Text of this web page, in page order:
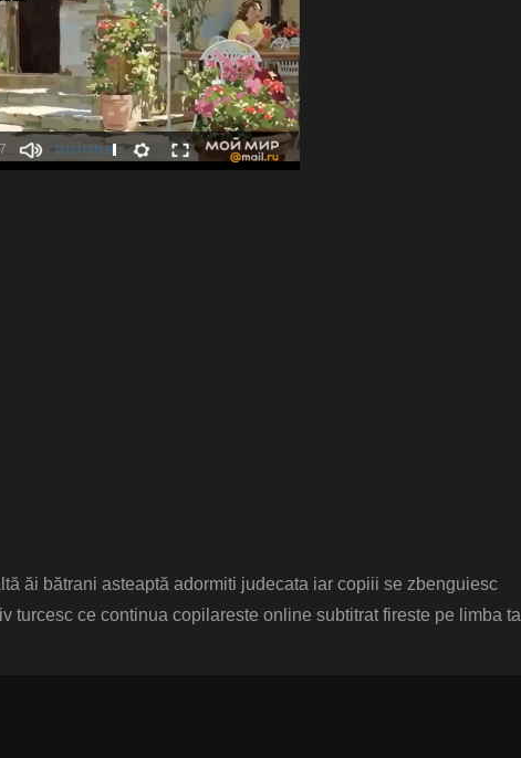
ăi bătrani asteaptă adormiti judecata iar copiii se zbenguiesc
turcesc ce continua copilareste online subtitrat fireste pe limba ta